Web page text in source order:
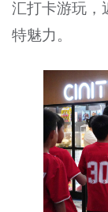
汇打卡游玩，
特魅力。